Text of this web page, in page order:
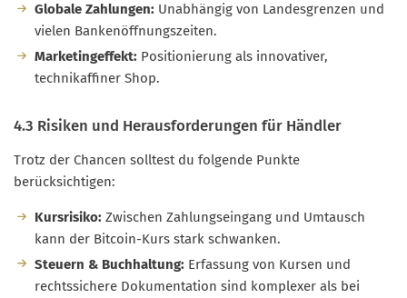
Globale Zahlungen: Unabhängig von Landesgrenzen und
vielen Bankenöffnungszeiten.
Marketingeffekt: Positionierung als innovativer,
technikaffiner Shop.
4.3 Risiken und Herausforderungen für Händler
Trotz der Chancen solltest du folgende Punkte
berücksichtigen:
Kursrisiko: Zwischen Zahlungseingang und Umtausch
kann der Bitcoin-Kurs stark schwanken.
Steuern & Buchhaltung: Erfassung von Kursen und
rechtssichere Dokumentation sind komplexer als bei